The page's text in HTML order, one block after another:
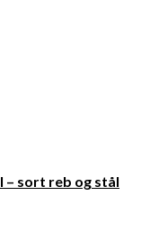
– sort reb og stål